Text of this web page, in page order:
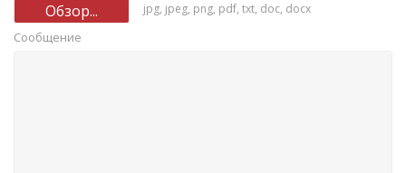
Обзор... jpg, jpeg, png, pdf, txt, doc, docx
Сообщение